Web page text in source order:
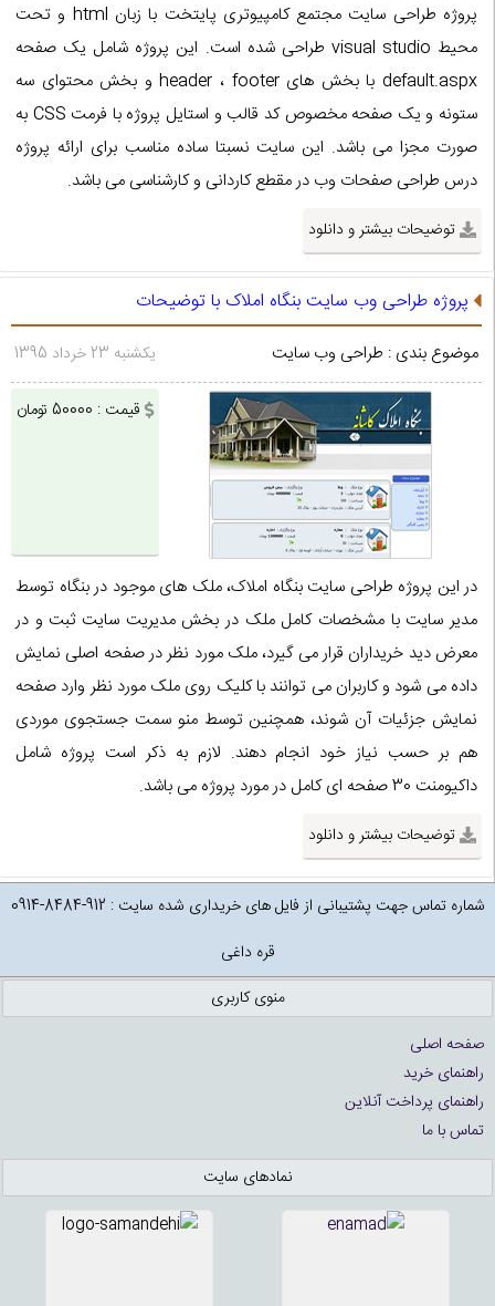
پروژه طراحی سایت مجتمع کامپیوتری پایتخت با زبان html و تحت
محیط visual studio طراحی شده است. این پروژه شامل یک صفحه
default.aspx با بخش های header ، footer و بخش محتوای سه
ستونه و یک صفحه مخصوص کد قالب و استایل پروژه با فرمت CSS به
صورت مجزا می باشد. این سایت نسبتا ساده مناسب برای ارائه پروژه
درس طراحی صفحات وب در مقطع کاردانی و کارشناسی می باشد.
توضیحات بیشتر و دانلود
پروژه طراحی وب سایت بنگاه املاک با توضیحات
موضوع بندی : طراحی وب سایت یکشنبه 23 خرداد 1395
قیمت : 50000 تومان
در این پروژه طراحی سایت بنگاه املاک، ملک های موجود در بنگاه توسط
مدیر سایت با مشخصات کامل ملک در بخش مدیریت سایت ثبت و در
معرض دید خریداران قرار می گیرد، ملک مورد نظر در صفحه اصلی نمایش
داده می شود و کاربران می توانند با کلیک روی ملک مورد نظر وارد صفحه
نمایش جزئیات آن شوند، همچنین توسط منو سمت جستجوی موردی
هم بر حسب نیاز خود انجام دهند. لازم به ذکر است پروژه شامل
داکیومنت 30 صفحه ای کامل در مورد پروژه می باشد.
توضیحات بیشتر و دانلود
شماره تماس جهت پشتیبانی از فایل های خریداری شده سایت : 912-8484-0914
قره داغی
منوی کاربری
صفحه اصلی
راهنمای خرید
راهنمای پرداخت آنلاین
تماس با ما
نمادهای سایت